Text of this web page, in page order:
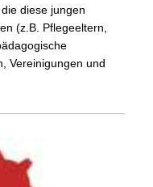
diese jungen
(z.B. Pflegeeltern,
Vereinigungen und